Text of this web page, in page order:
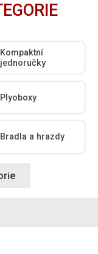
Kompaktní
jednoručky
Plyoboxy
Bradla a hrazdy